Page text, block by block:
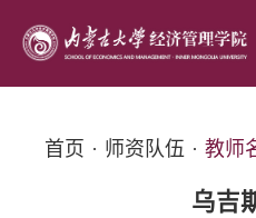
首页 · 师资队伍 · 教师
乌吉